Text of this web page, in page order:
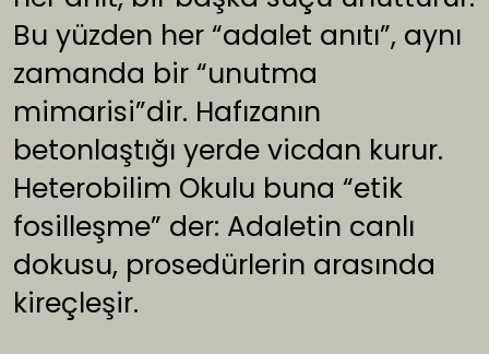
Bu yüzden her “adalet anıtı”, aynı
zamanda bir “unutma
mimarisi”dir. Hafızanın
betonlaştığı yerde vicdan kurur.
Heterobilim Okulu buna “etik
fosilleşme” der: Adaletin canlı
dokusu, prosedürlerin arasında
kireçleşir.